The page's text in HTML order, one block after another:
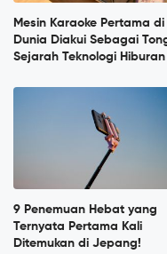
Mesin Karaoke Pertama di
Dunia Diakui Sebagai
Sejarah Teknologi Hiburan
9 Penemuan Hebat yang
Ternyata Pertama Kali
Ditemukan di Jepang!